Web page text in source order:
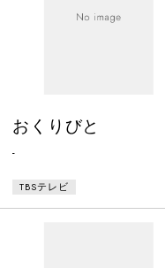
おくりびと
-
TBSテレビ